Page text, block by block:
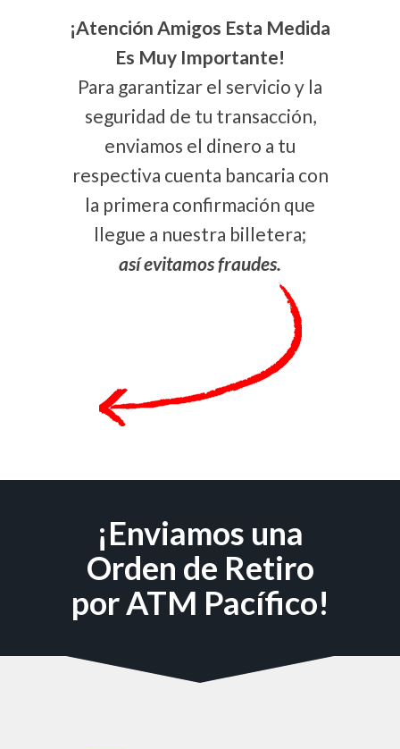
¡Atención Amigos Esta Medida
Es Muy Importante!
Para garantizar el servicio y la
seguridad de tu transacción,
enviamos el dinero a tu
respectiva cuenta bancaria con
la primera confirmación que
llegue a nuestra billetera;
así evitamos fraudes.
¡Enviamos una
Orden de Retiro
por ATM Pacífico!